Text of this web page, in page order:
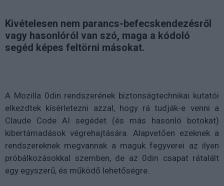
Kivételesen nem parancs-befecskendezésről
vagy hasonlóról van szó, maga a kódoló
segéd képes feltörni másokat.
A Mozilla 0din rendszerének biztonságtechnikai kutatói
elkezdtek kísérletezni azzal, hogy rá tudják-e venni a
Claude Code AI segédet (és más hasonló botokat)
kibertámadások végrehajtására. Alapvetően ezeknek a
rendszereknek megvannak a maguk fegyverei az ilyen
próbálkozásokkal szemben, de az 0din csapat rátalált
egy egyszerű, és működő lehetőségre.